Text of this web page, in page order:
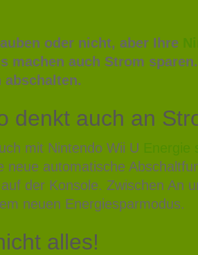
oder nicht, aber Ihre
machen auch Strom
denkt auch an
mit Nintendo Wii U
Energie
neue automatische
der Konsole. Zwischen An
neuen Energiesparmodus.
alles!